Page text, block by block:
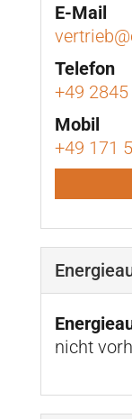
E-Mail
Telefon
+49
Mobil
+49 171
nicht